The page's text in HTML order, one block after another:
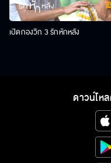
เปิดกองวิก 3 รักหักหลัง
ดาวน์โห